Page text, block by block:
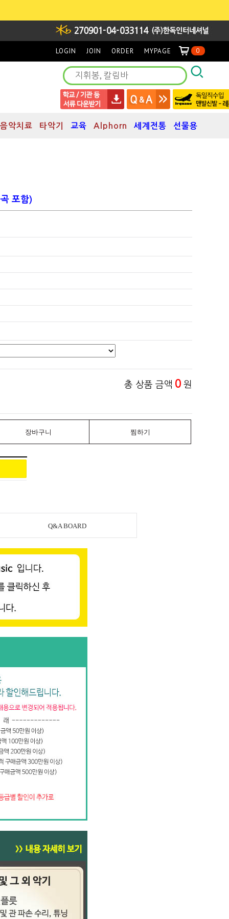
LOGIN JOIN ORDER MYPAGE 0
음악치료 타악기 교육 Alphorn 세계전통 선물용
포함)
총 상품 금액 0 원
장바구니 찜하기
Q&A BOARD